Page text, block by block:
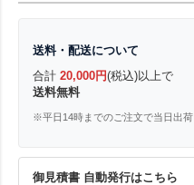
送料・配送について
合計 20,000円(税込)以上で
送料無料
※平日14時までのご注文で当日出荷
御見積書 自動発行はこちら